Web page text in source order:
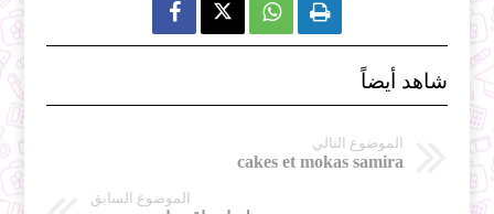
  
شاهد أيضاً
الموضوع التالي
cakes et mokas samira
الموضوع السابق